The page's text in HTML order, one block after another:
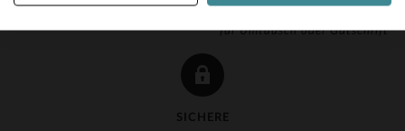
ab 150 €
RÜCKGABE
für Umtausch oder Gutschrift
SICHERE